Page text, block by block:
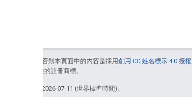
除非另有註明，否則本頁面中的內容是採用創用 CC 姓名標示 4.0 授權
和/或其關聯企業的註冊商標。
上次更新時間：2026-07-11 (世界標準時間)。